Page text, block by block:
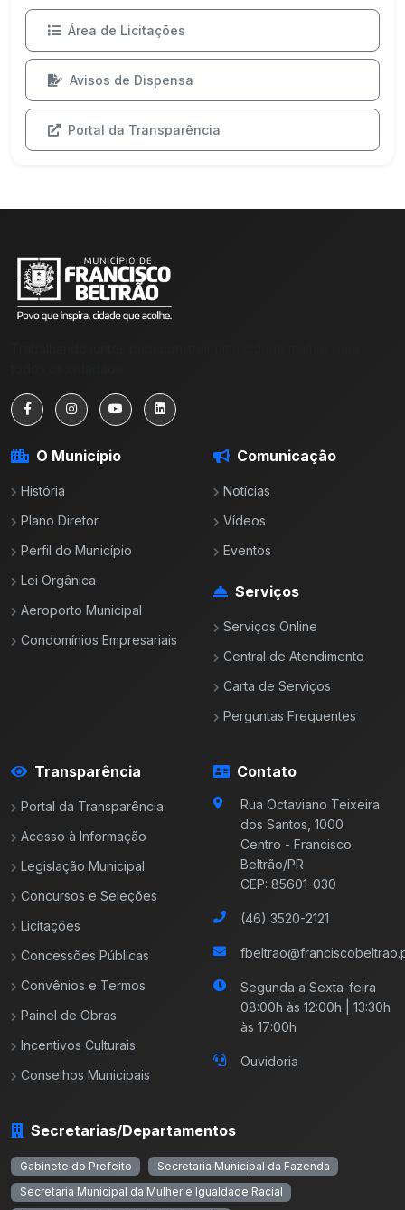
Área de Licitações
Avisos de Dispensa
Portal da Transparência
O Município
História
Plano Diretor
Perfil do Município
Lei Orgânica
Aeroporto Municipal
Condomínios Empresariais
Comunicação
Notícias
Vídeos
Eventos
Serviços
Serviços Online
Central de Atendimento
Carta de Serviços
Perguntas Frequentes
Transparência
Portal da Transparência
Acesso à Informação
Legislação Municipal
Concursos e Seleções
Licitações
Concessões Públicas
Convênios e Termos
Painel de Obras
Incentivos Culturais
Conselhos Municipais
Contato
Rua Octaviano Teixeira
dos Santos, 1000
Centro - Francisco
Beltrão/PR
CEP: 85601-030
(46) 3520-2121
Segunda a Sexta-feira
08:00h às 12:00h | 13:30h
às 17:00h
Ouvidoria
Secretarias/Departamentos
Gabinete do Prefeito
Secretaria Municipal da Fazenda
Secretaria Municipal da Mulher e Igualdade Racial